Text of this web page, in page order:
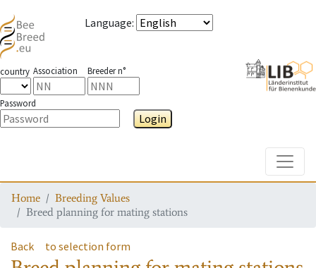
Language:
country Association Breeder n°
Password
Login
Home
Breeding Values
Breed planning for mating stations
Back to selection form